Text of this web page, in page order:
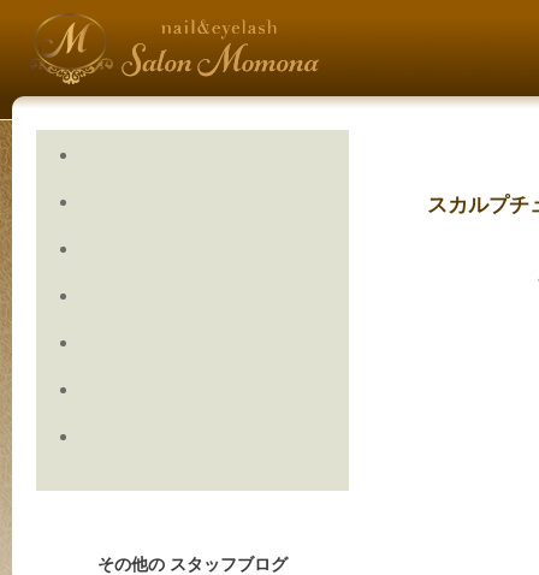
スカルプ
その他の スタッフブログ